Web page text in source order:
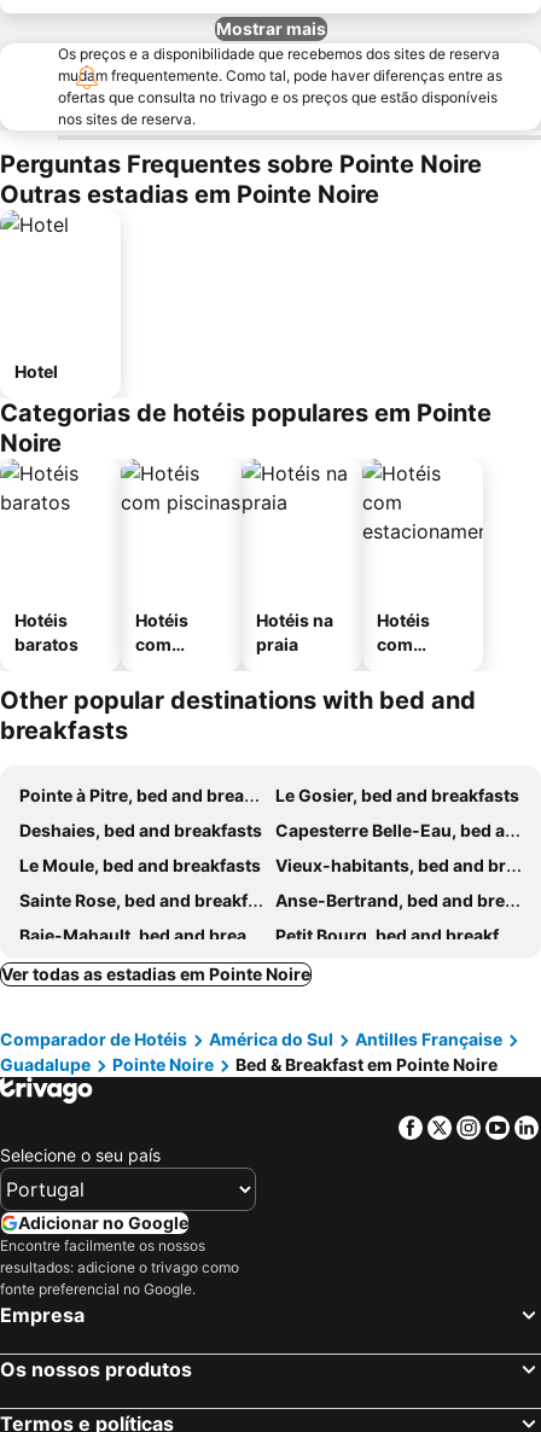
Mostrar mais
Os preços e a disponibilidade que recebemos dos sites de reserva
mudam frequentemente. Como tal, pode haver diferenças entre as
ofertas que consulta no trivago e os preços que estão disponíveis
nos sites de reserva.
Perguntas Frequentes sobre Pointe Noire
Outras estadias em Pointe Noire
Hotel
Categorias de hotéis populares em Pointe
Noire
Hotéis
baratos
Hotéis
com
Hotéis na
praia
Hotéis
com
mento
Other popular destinations with bed and
breakfasts
Pointe à Pitre, bed and breakfasts
Le Gosier, bed and breakfasts
Deshaies, bed and breakfasts
Capesterre Belle-Eau, bed and breakfasts
Le Moule, bed and breakfasts
Vieux-habitants, bed and breakfasts
Sainte Rose, bed and breakfasts
Anse-Bertrand, bed and breakfasts
Baie-Mahault, bed and breakfasts
Petit Bourg, bed and breakfasts
Saint-Claude, bed and breakfasts
Sainte Anne, bed and breakfasts
Bouillante, bed and breakfasts
Ver todas as estadias em Pointe Noire
Comparador de Hotéis América do Sul
Antilles Française
Guadalupe
Pointe Noire Bed & Breakfast em Pointe Noire
Facebook
Twitter
Selecione o seu país
Adicionar no Google
Encontre facilmente os nossos
resultados: adicione o trivago como
fonte preferencial no Google.
Empresa
Os nossos produtos
Termos e políticas